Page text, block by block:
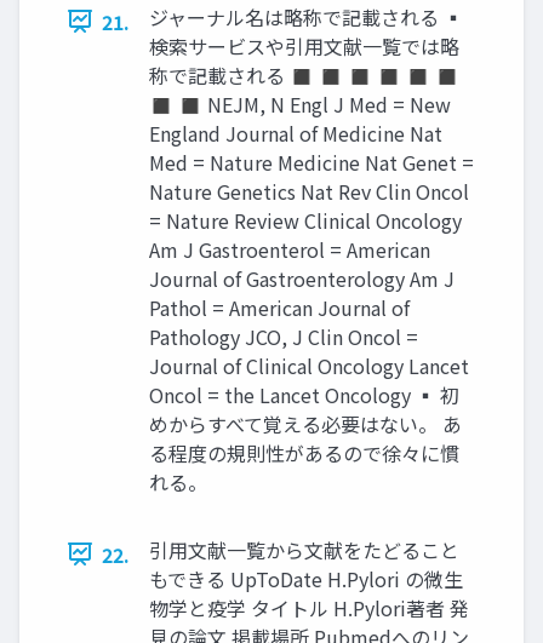
21.
ジャーナル名は略称で記載される ▪
検索サービスや引用文献一覧では略
称で記載される ◼ ◼ ◼ ◼ ◼ ◼
◼ ◼ NEJM, N Engl J Med = New
England Journal of Medicine Nat
Med = Nature Medicine Nat Genet =
Nature Genetics Nat Rev Clin Oncol
= Nature Review Clinical Oncology
Am J Gastroenterol = American
Journal of Gastroenterology Am J
Pathol = American Journal of
Pathology JCO, J Clin Oncol =
Journal of Clinical Oncology Lancet
Oncol = the Lancet Oncology ▪ 初
めからすべて覚える必要はない。 あ
る程度の規則性があるので徐々に慣
れる。
22.
引用文献一覧から文献をたどること
もできる UpToDate H.Pylori の微生
物学と疫学 タイトル H.Pylori著者 発
見の論文 掲載場所 Pubmedへのリン